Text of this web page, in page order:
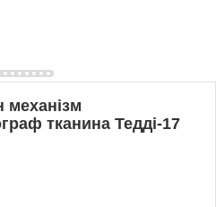
механізм
тканина Тедді-17